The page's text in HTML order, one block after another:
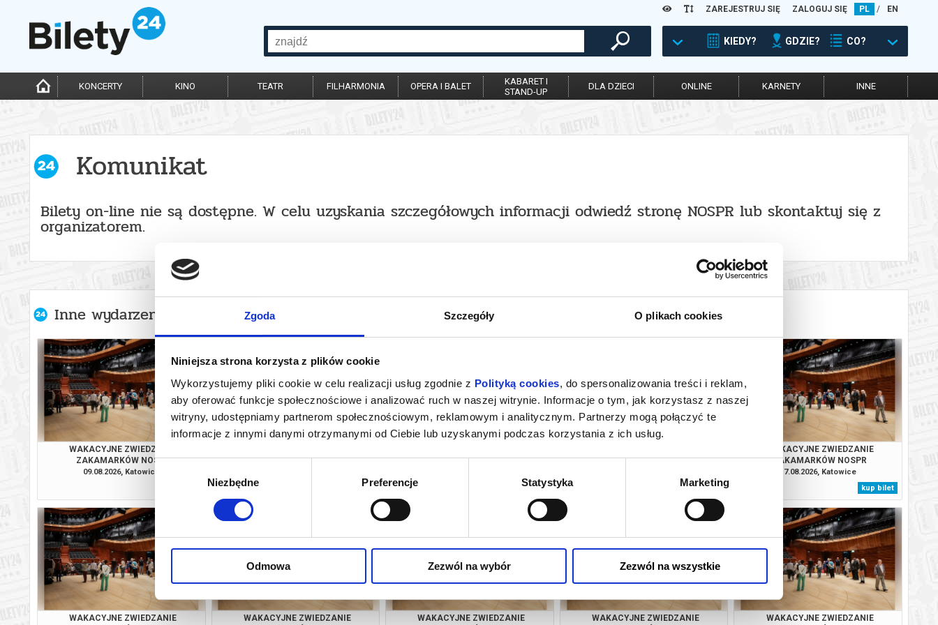
Zgoda Szczegóły O plikach cookies
Niniejsza strona korzysta z plików cookie
Wykorzystujemy pliki cookie w celu realizacji usług zgodnie z Polityką cookies, do spersonalizowania treści i reklam,
aby oferować funkcje społecznościowe i analizować ruch w naszej witrynie. Informacje o tym, jak korzystasz z naszej
witryny, udostępniamy partnerom społecznościowym, reklamowym i analitycznym. Partnerzy mogą połączyć te
informacje z innymi danymi otrzymanymi od Ciebie lub uzyskanymi podczas korzystania z ich usług.
Wybór
Niezbędne Preferencje Statystyka Marketing
Odmowa Zezwól na wybór Zezwól na wszystkie
ZAREJESTRUJ SIĘ ZALOGUJ SIĘ PL / EN
KIEDY? GDZIE? CO?
KONCERTY KINO TEATR FILHARMONIA OPERA I BALET
KABARET I
STAND-UP
DLA DZIECI ONLINE KARNETY INNE
Komunikat
Bilety on-line nie są dostępne. W celu uzyskania szczegółowych informacji odwiedź stronę NOSPR lub skontaktuj się z
organizatorem.
Inne wydarzenia organizatora
WAKACYJNE ZWIEDZANIE
ZAKAMARKÓW NOSPR
09.08.2026, Katowice
ZAKAMARKÓW NOSPR
info
ZAKAMARKÓW NOSPR
kup bilet
ZAKAMARKÓW NOSPR
kup bilet
WAKACYJNE ZWIEDZANIE
ZAKAMARKÓW NOSPR
17.08.2026, Katowice
kup bilet
WAKACYJNE ZWIEDZANIE
WAKACYJNE ZWIEDZANIE
WAKACYJNE ZWIEDZANIE
WAKACYJNE ZWIEDZANIE
WAKACYJNE ZWIEDZANIE